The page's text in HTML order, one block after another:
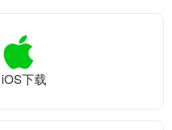
iOS下载